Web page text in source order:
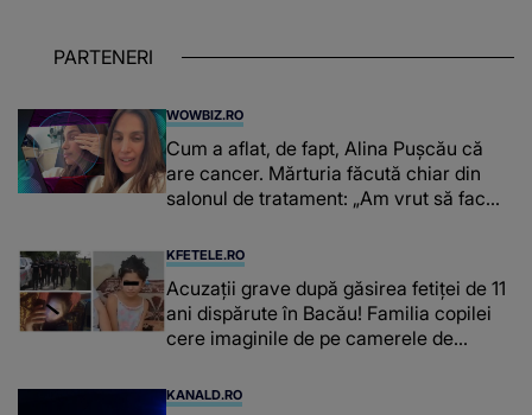
PARTENERI
WOWBIZ.RO
Cum a aflat, de fapt, Alina Pușcău că
are cancer. Mărturia făcută chiar din
salonul de tratament: „Am vrut să fac
înțepe sânul”
KFETELE.RO
Acuzații grave după găsirea fetiței de 11
ani dispărute în Bacău! Familia copilei
cere imaginile de pe camerele de
mea...”
KANALD.RO